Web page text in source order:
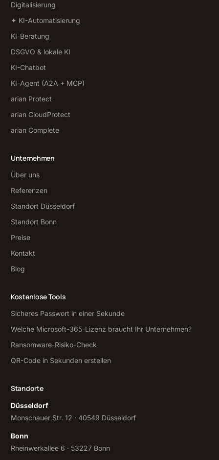
Digitalisierung
✦ KI-Automatisierung
KI-Beratung
DSGVO & lokale KI
KI-Chatbot
KI-Agent (A2A + MCP)
arian Protect
arian CloudProtect
arian Complete
Unternehmen
Über uns
Referenzen
Standort Düsseldorf
Standort Bonn
Preise
Kontakt
Blog
Kostenlose Tools
Sicheres Passwort in einer Sekunde
Welche Microsoft-365-Lizenz braucht Ihr Unternehmen?
Ransomware-Risiko-Check
QR-Code in Sekunden erstellen
Standorte
Düsseldorf
Monschauer Str. 12 · 40549 Düsseldorf
Bonn
Rheinwerkallee 6 · 53227 Bonn